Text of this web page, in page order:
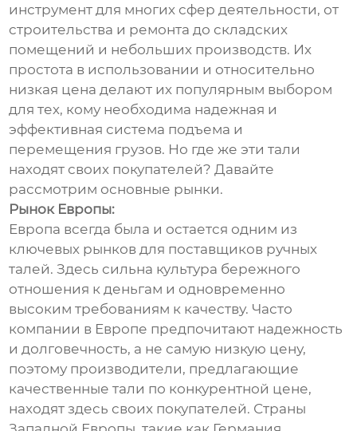
инструмент для многих сфер деятельности, от
строительства и ремонта до складских
помещений и небольших производств. Их
простота в использовании и относительно
низкая цена делают их популярным выбором
для тех, кому необходима надежная и
эффективная система подъема и
перемещения грузов. Но где же эти тали
находят своих покупателей? Давайте
рассмотрим основные рынки.
Рынок Европы:
Европа всегда была и остается одним из
ключевых рынков для поставщиков ручных
талей. Здесь сильна культура бережного
отношения к деньгам и одновременно
высоким требованиям к качеству. Часто
компании в Европе предпочитают надежность
и долговечность, а не самую низкую цену,
поэтому производители, предлагающие
качественные тали по конкурентной цене,
находят здесь своих покупателей. Страны